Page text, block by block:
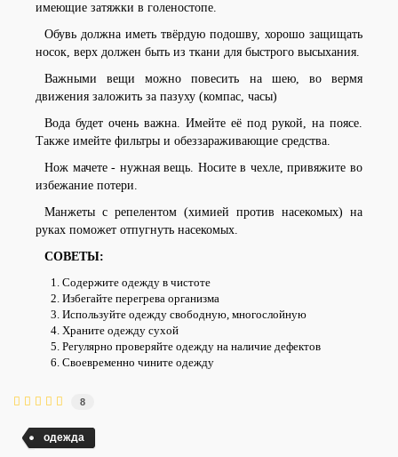
имеющие затяжки в голеностопе.
Обувь должна иметь твёрдую подошву, хорошо защищать
носок, верх должен быть из ткани для быстрого высыхания.
Важными вещи можно повесить на шею, во вермя
движения заложить за пазуху (компас, часы)
Вода будет очень важна. Имейте её под рукой, на поясе.
Также имейте фильтры и обеззараживающие средства.
Нож мачете - нужная вещь. Носите в чехле, привяжите во
избежание потери.
Манжеты с репелентом (химией против насекомых) на
руках поможет отпугнуть насекомых.
СОВЕТЫ:
Содержите одежду в чистоте
Избегайте перегрева организма
Используйте одежду свободную, многослойную
Храните одежду сухой
Регулярно проверяйте одежду на наличие дефектов
Своевременно чините одежду
8
одежда